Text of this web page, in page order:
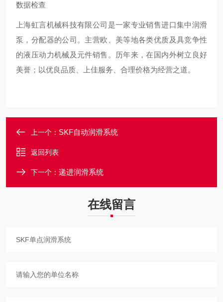
数据检查
上海虹言机械科技有限公司是一家专业销售进口集中润滑
泵，分配器的公司。主营欧、美等地各类优质及具竞争性
的液压动力机械及元件销售。历年来，在国内外树立良好
美誉；以优良品质、上佳服务、合理价格为经营之道。
上一个： SKF自动润滑系统
返回列表
下一个： 递进润滑系统
在线留言